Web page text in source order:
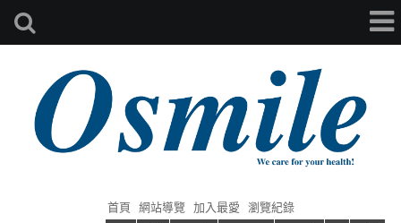
首頁 網站導覽 加入最愛 瀏覽紀錄